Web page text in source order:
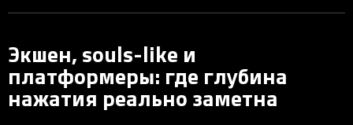
Экшен, souls-like и
платформеры: где глубина
нажатия реально заметна